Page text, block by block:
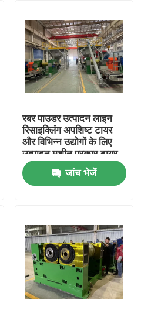
रबर पाउडर उत्पादन लाइन
रिसाइक्लिंग अपशिष्ट टायर
और विभिन्न उद्योगों के लिए
उत्पादन मशीन प्रकार टायर
रीसाइक्लिंग लाइन
जांच भेजें